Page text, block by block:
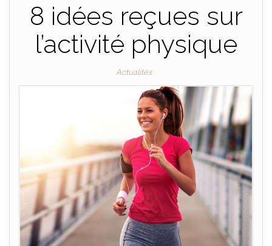
8 idées reçues sur
l’activité physique
Actualités